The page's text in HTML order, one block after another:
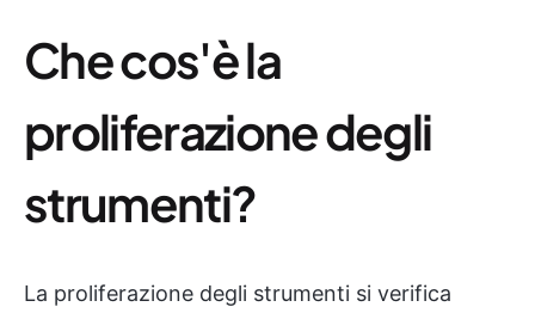
Che cos'è la
proliferazione degli
strumenti?
La proliferazione degli strumenti si verifica